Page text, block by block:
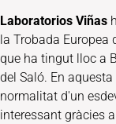
Laboratorios Viñas
la Trobada
que ha tingut lloc a
del Saló. En
normalitat d'un
interessant gràcies